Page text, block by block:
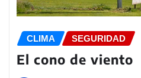
CLIMA SEGURIDAD
El cono de viento